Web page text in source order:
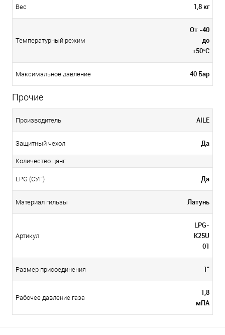
Вес 1,8 кг
Температурный режим
От -40
до
+50°С
Максимальное давление 40 Бар
Прочие
Производитель AILE
Защитный чехол Да
Количество цанг
LPG (СУГ) Да
Материал гильзы Латунь
Артикул
LPG-
K25U
01
Размер присоединения 1"
Рабочее давление газа
1,8
мПА